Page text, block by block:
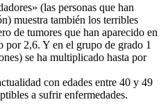
(las personas que han
muestra también los terribles
de tumores que han aparecido en
por 2,6. Y en el grupo de grado 1
se ha multiplicado hasta por
con edades entre 40 y 49
a sufrir enfermedades.